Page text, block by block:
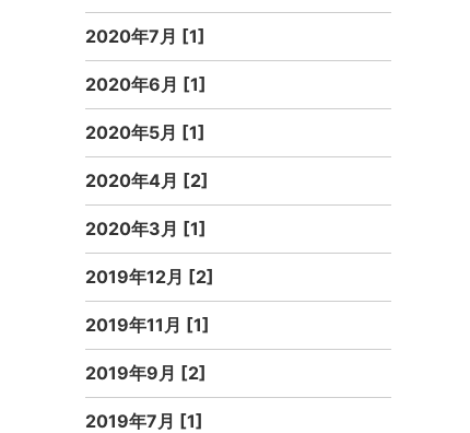
2020年7月 [1]
2020年6月 [1]
2020年5月 [1]
2020年4月 [2]
2020年3月 [1]
2019年12月 [2]
2019年11月 [1]
2019年9月 [2]
2019年7月 [1]